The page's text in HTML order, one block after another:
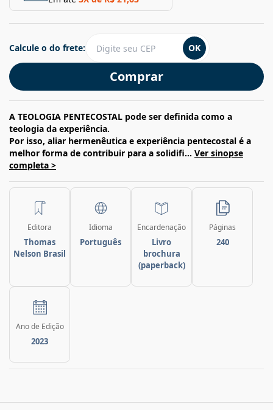
Comprar
Calcule o do frete: OK
A TEOLOGIA PENTECOSTAL pode ser definida como a
teologia da experiência.
Por isso, aliar hermenêutica e experiência pentecostal é a
melhor forma de contribuir para a solidifi... Ver sinopse
completa >
Editora
Thomas
Nelson Brasil
Idioma
Português
Encardenação
Livro
brochura
(paperback)
Páginas
240
Ano de Edição
2023